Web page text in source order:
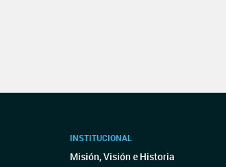
INSTITUCIONAL
Misión, Visión e Historia